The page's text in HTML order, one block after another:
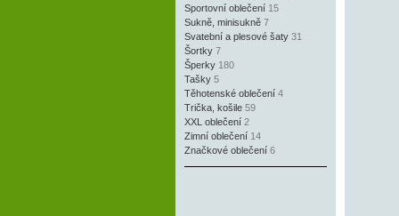
Sportovní oblečení 15
Sukně, minisukně 7
Svatební a plesové šaty 31
Šortky 7
Šperky 180
Tašky 5
Těhotenské oblečení 4
Trička, košile 59
XXL oblečení 2
Zimní oblečení 14
Značkové oblečení 6